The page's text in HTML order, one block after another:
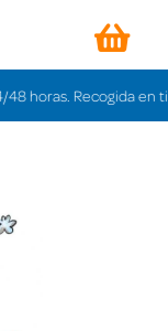
Recogida en